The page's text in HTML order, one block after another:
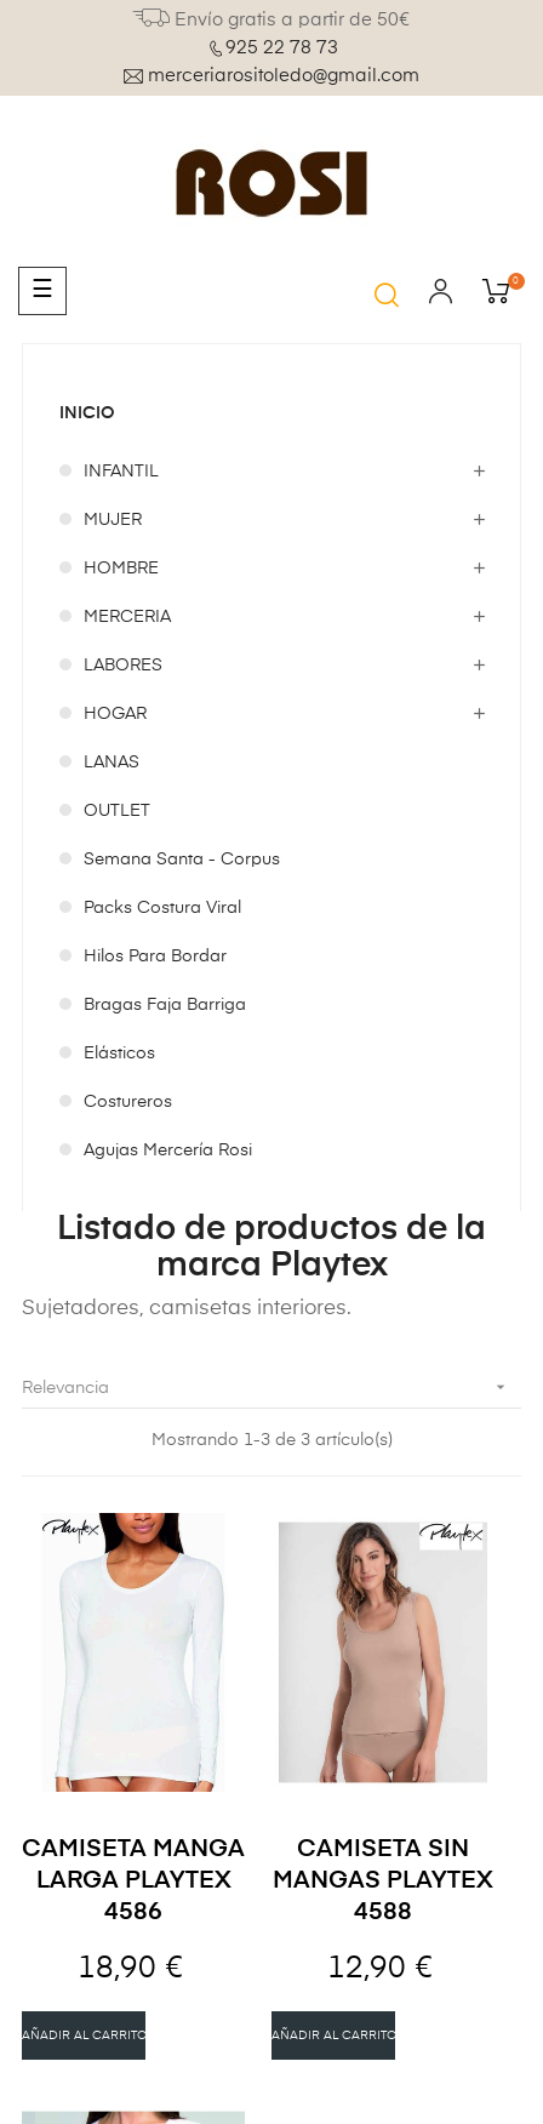
Envío gratis a partir de 50€
925 22 78 73
merceriarositoledo@gmail.com
Navegación
de
☰ 0
INICIO
INFANTIL
MUJER
HOMBRE
MERCERIA
LABORES
HOGAR
LANAS
OUTLET
Semana Santa - Corpus
Packs Costura Viral
Hilos Para Bordar
Bragas Faja Barriga
Elásticos
Costureros
Agujas Mercería Rosi
Listado de productos de la
marca Playtex
Sujetadores, camisetas interiores.
Relevancia 
Mostrando 1-3 de 3 artículo(s)
CAMISETA MANGA
LARGA PLAYTEX
4586
18,90 €
AÑADIR AL CARRITO
CAMISETA SIN
MANGAS PLAYTEX
4588
12,90 €
AÑADIR AL CARRITO